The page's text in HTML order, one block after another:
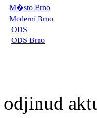
M�sto Brno
Moderní Brno
ODS
ODS Brno
odjinud